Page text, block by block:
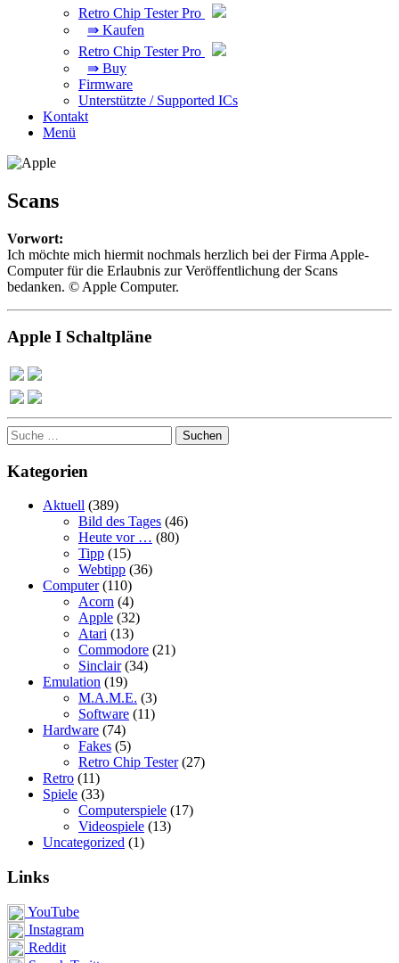
Retro Chip Tester Pro
⇛ Kaufen
Retro Chip Tester Pro
⇛ Buy
Firmware
Unterstützte / Supported ICs
Kontakt
Menü
Scans
Vorwort:
Ich möchte mich hiermit nochmals herzlich bei der Firma Apple-
Computer für die Erlaubnis zur Veröffentlichung der Scans
bedanken. © Apple Computer.
Apple I Schaltpläne
Suchen
Kategorien
Aktuell (389)
Bild des Tages (46)
Heute vor … (80)
Tipp (15)
Webtipp (36)
Computer(110)
Acorn (4)
Apple (32)
Atari (13)
Commodore (21)
Sinclair(34)
Emulation (19)
M.A.M.E. (3)
Software (11)
Hardware (74)
Fakes (5)
Retro Chip Tester(27)
Retro (11)
Spiele (33)
Computerspiele (17)
Videospiele (13)
Uncategorized (1)
Links
YouTube
Instagram
Reddit